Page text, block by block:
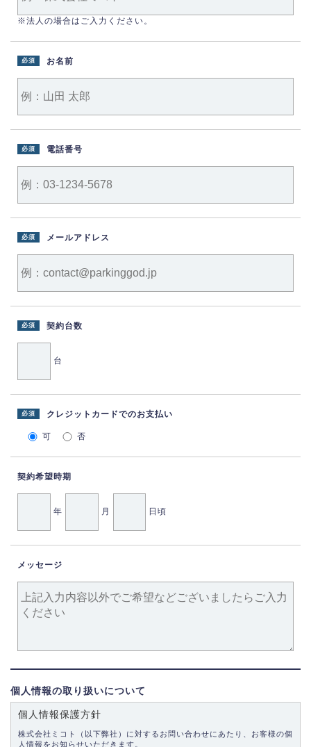
※法人の場合はご入力ください。
お名前
必須
電話番号
必須
メールアドレス
必須
契約台数
必須
台
クレジットカードでのお支払い
必須
可 否
契約希望時期
年 月 日頃
メッセージ
個人情報の取り扱いについて
個人情報保護方針
株式会社ミコト（以下弊社）に対するお問い合わせにあたり、お客様の個
人情報をお知らせいただきます。